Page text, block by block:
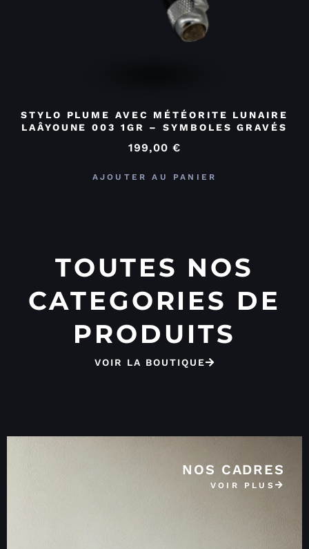
STYLO PLUME AVEC MÉTÉORITE LUNAIRE
LAÂYOUNE 003 1GR – SYMBOLES GRAVÉS
199,00 €
AJOUTER AU PANIER
TOUTES NOS
CATEGORIES DE
PRODUITS
VOIR LA BOUTIQUE
NOS CADRES
VOIR PLUS